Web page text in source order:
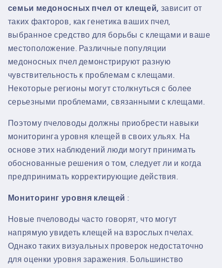
семьи медоносных пчел от клещей, зависит от
таких факторов, как генетика ваших пчел,
выбранное средство для борьбы с клещами и ваше
местоположение. Различные популяции
медоносных пчел демонстрируют разную
чувствительность к проблемам с клещами.
Некоторые регионы могут столкнуться с более
серьезными проблемами, связанными с клещами.
Поэтому пчеловоды должны приобрести навыки
мониторинга уровня клещей в своих ульях. На
основе этих наблюдений люди могут принимать
обоснованные решения о том, следует ли и когда
предпринимать корректирующие действия.
Мониторинг уровня клещей :
Новые пчеловоды часто говорят, что могут
напрямую увидеть клещей на взрослых пчелах.
Однако таких визуальных проверок недостаточно
для оценки уровня заражения. Большинство